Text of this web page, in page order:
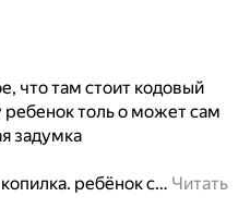
что там стоит кодовый
толь о может сам
задумка
ребёнок с… Читать